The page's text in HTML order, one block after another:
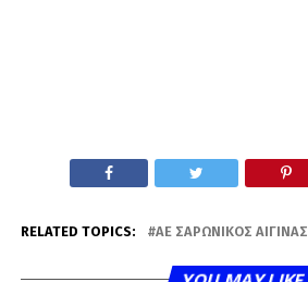
RELATED TOPICS: AE ΣΑΡΩΝΙΚΌΣ ΑΊΓΙΝΑΣ